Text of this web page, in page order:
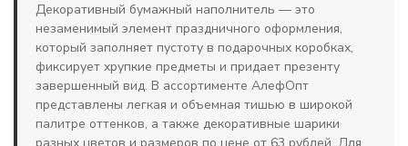
Декоративный бумажный наполнитель — это
незаменимый элемент праздничного оформления,
который заполняет пустоту в подарочных коробках,
фиксирует хрупкие предметы и придает презенту
завершенный вид. В ассортименте АлефОпт
представлены легкая и объемная тишью в широкой
палитре оттенков, а также декоративные шарики